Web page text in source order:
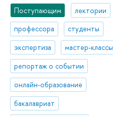
Поступающим
лектории
профессора
студенты
экспертиза
мастер-классы
репортаж о событии
онлайн-образование
бакалавриат